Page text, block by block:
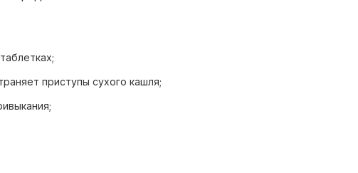
приступы сухого кашля;